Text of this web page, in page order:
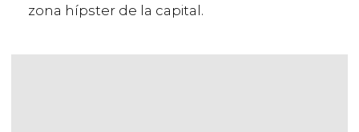
zona hípster de la capital.